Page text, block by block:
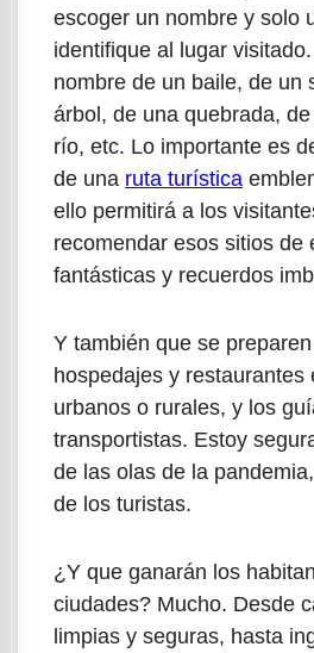
escoger un nombre y solo
identifique al lugar
nombre de un baile, de un
árbol, de una quebrada,
río, etc. Lo importante es
de una ruta turística
ello permitirá a los
recomendar esos sitios de
fantásticas y recuerdos
Y también que se
hospedajes y restaurantes
urbanos o rurales, y los
transportistas. Estoy
de las olas de la
de los turistas.
¿Y que ganarán los
ciudades? Mucho. Desde
limpias y seguras, hasta